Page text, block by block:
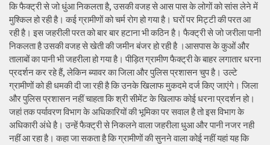
कि फैक्ट्री से जो धुंआ निकलता है, उसकी वजह से आस पास के लोगों को सांस लेने में
मुश्किल हो रही है। कई ग्रामीणों को चर्म रोग हो गया है। घरों पर मिट्टी की परत आ
रही है। इस जहरीली परत को बार बार हटाना भी कठिन है। फैक्ट्री से जो जरीला पानी
निकलता है उसकी वजह से खेती की जमीन बंजर हो रही है ।आसपास के कुओं और
तालाबों का पानी भी जहरीला हो गया है। पीड़ित ग्रामीण फैक्ट्री के बाहर लगातार धरना
प्रदर्शन कर रहे हैं, लेकिन ब्यावर का जिला और पुलिस प्रशासन चुप है। उल्टे
ग्रामीणों को ही धमकी दी जा रही है कि उनके खिलाफ मुकदमे दर्ज किए जाएंगे। जिला
और पुलिस प्रशासन नहीं चाहता कि श्री सीमेंट के खिलाफ कोई धरना प्रदर्शन हो।
जहां तक पर्यावरण विभाग के अधिकारियों की भूमिका पर सवाल है तो इस विभाग के
अधिकारी अंधे है। उन्हें फैक्ट्री से निकलने वाला जहरीला धुआ और पानी नजर नही
नहीं आ रहा है। कहा जा सकता है कि ग्रामीणों की सुनने वाला कोई नहीं यहां यह कि